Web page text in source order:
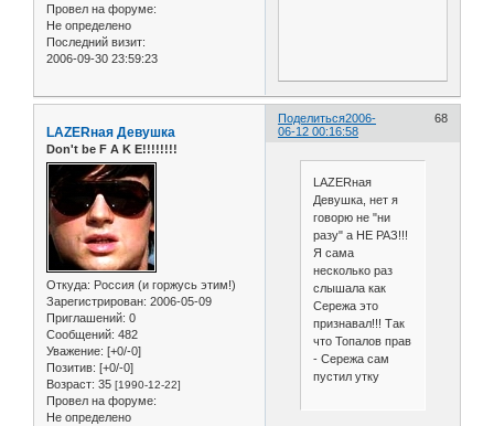
Провел на форуме:
Не определено
Последний визит:
2006-09-30 23:59:23
Поделиться 68
2006-
06-12 00:16:58
LAZERная Девушка
Don't be F A K E!!!!!!!!
Откуда: Россия (и горжусь этим!)
Зарегистрирован: 2006-05-09
Приглашений: 0
Сообщений: 482
Уважение: [+0/-0]
Позитив: [+0/-0]
Возраст: 35 [1990-12-22]
Провел на форуме:
Не определено
LAZERная
Девушка, нет я
говорю не "ни
разу" а НЕ РАЗ!!!
Я сама
несколько раз
слышала как
Сережа это
признавал!!! Так
что Топалов прав
- Сережа сам
пустил утку